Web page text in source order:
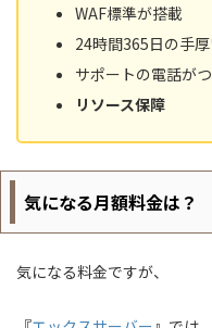
WAF標準が搭載
24時間365日の手
サポートの電話が
リソース保障
気になる月額料金は？
気になる料金ですが、